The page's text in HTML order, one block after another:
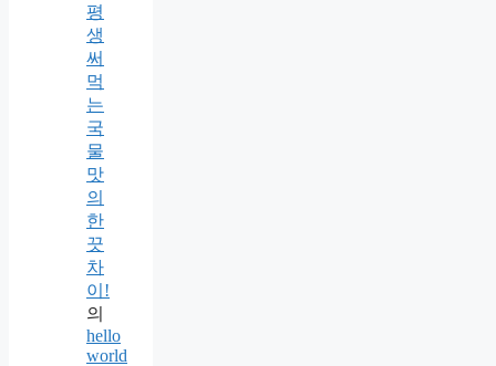
평
생
써
먹
는
국
물
맛
의
한
끗
차
이!
의
hello
world